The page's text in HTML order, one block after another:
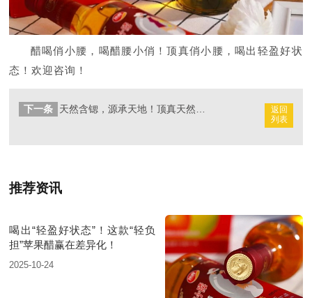
醋喝俏小腰，喝醋腰小俏！顶真俏小腰，喝出轻盈好状
态！欢迎咨询！
返回
列表
下一条
推荐资讯
喝出“轻盈好状态”！这款“轻负
担”苹果醋赢在差异化！
2025-10-24